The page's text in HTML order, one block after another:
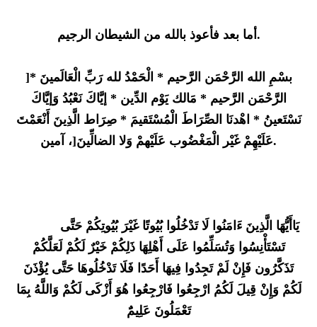
أما بعد فأعوذ بالله من الشيطان الرجيم.
]بسْمِ الله الرَّحْمَن الرَّحيم * الْحَمْدُ لله رَبِّ الْعَالَمينَ *
الرَّحْمَن الرَّحيم * مَالك يَوْم الدِّين * إيَّاكَ نَعْبُدُ وَإيَّاكَ
نَسْتَعينُ * اهْدنَا الصِّرَاطَ الْمُسْتَقيمَ * صِرَاط الَّذِينَ أَنْعَمْتَ
عَلَيْهِمْ غَيْر الْمَغْضُوب عَلَيْهمْ وَلا الضالِّينَ[، آمين.
تَسْتَأْنِسُوا وَتُسَلِّمُوا عَلَى أَهْلِهَا ذَلِكُمْ خَيْرٌ لَكُمْ لَعَلَّكُمْ
تَذَكَّرُون فَإِنْ لَمْ تَجِدُوا فِيهَا أَحَدًا فَلَا تَدْخُلُوهَا حَتَّى يُؤْذَنَ
لَكُمْ وَإِنْ قِيلَ لَكُمُ ارْجِعُوا فَارْجِعُوا هُوَ أَزْكَى لَكُمْ وَاللَّهُ بِمَا
تَعْمَلُونَ عَلِيمٌَ